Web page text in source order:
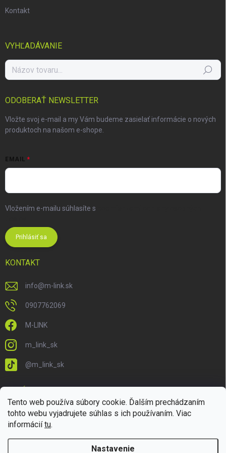
Tento web používa súbory cookie. Ďalším prechádzaním
tohto webu vyjadrujete súhlas s ich používaním. Viac
informáciítu.
Nastavenie
Kontakt
VYHĽADÁVANIE
Hľadať
ODOBERAŤ NEWSLETTER
Vložte svoj e-mail a my Vám budeme zasielať informácie o nových
produktoch na našom e-shope.
EMAIL
Vložením e-mailu súhlasíte s
Prihlásiť sa
KONTAKT
info@m-link.sk
0907762069
M-LINK
m_link_sk
@m_link_sk